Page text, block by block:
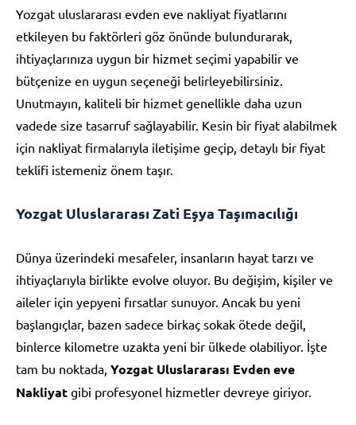
Yozgat uluslararası evden eve nakliyat fiyatlarını
etkileyen bu faktörleri göz önünde bulundurarak,
ihtiyaçlarınıza uygun bir hizmet seçimi yapabilir ve
bütçenize en uygun seçeneği belirleyebilirsiniz.
Unutmayın, kaliteli bir hizmet genellikle daha uzun
vadede size tasarruf sağlayabilir. Kesin bir fiyat alabilmek
için nakliyat firmalarıyla iletişime geçip, detaylı bir fiyat
teklifi istemeniz önem taşır.
Yozgat Uluslararası Zati Eşya Taşımacılığı
Dünya üzerindeki mesafeler, insanların hayat tarzı ve
ihtiyaçlarıyla birlikte evolve oluyor. Bu değişim, kişiler ve
aileler için yepyeni fırsatlar sunuyor. Ancak bu yeni
başlangıçlar, bazen sadece birkaç sokak ötede değil,
binlerce kilometre uzakta yeni bir ülkede olabiliyor. İşte
tam bu noktada, Yozgat Uluslararası Evden eve
Nakliyat gibi profesyonel hizmetler devreye giriyor.